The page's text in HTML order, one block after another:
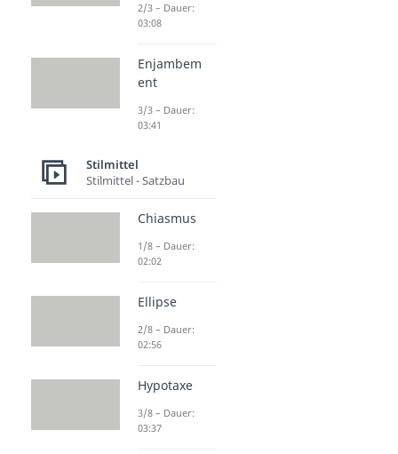
2/3 – Dauer:
03:08
Enjambem
ent
3/3 – Dauer:
03:41
Stilmittel
Stilmittel - Satzbau
Chiasmus
1/8 – Dauer:
02:02
Ellipse
2/8 – Dauer:
02:56
Hypotaxe
3/8 – Dauer:
03:37